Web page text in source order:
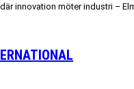
innovation möter industri –